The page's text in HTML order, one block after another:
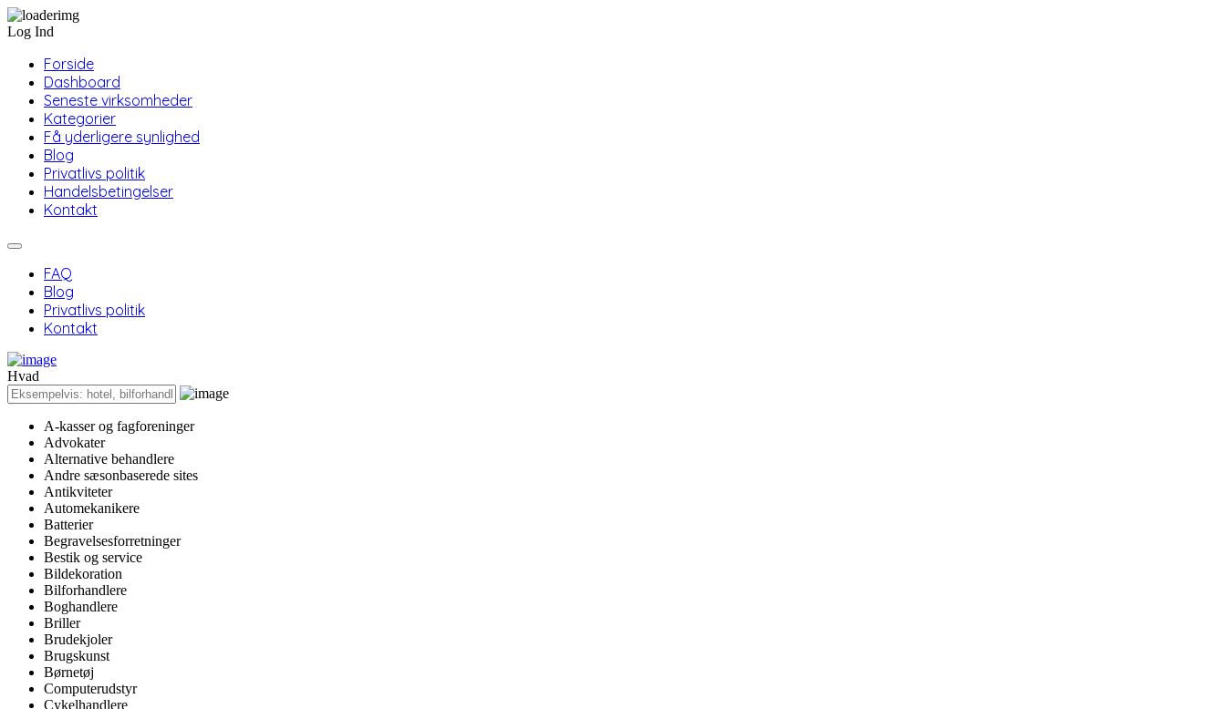
Log Ind
Forside
Dashboard
Seneste virksomheder
Kategorier
Få yderligere synlighed
Blog
Privatlivs politik
Handelsbetingelser
Kontakt
FAQ
Blog
Privatlivs politik
Kontakt
Hvad
A-kasser og fagforeninger
Advokater
Alternative behandlere
Andre sæsonbaserede sites
Antikviteter
Automekanikere
Batterier
Begravelsesforretninger
Bestik og service
Bildekoration
Bilforhandlere
Boghandlere
Briller
Brudekjoler
Brugskunst
Børnetøj
Computerudstyr
Cykelhandlere